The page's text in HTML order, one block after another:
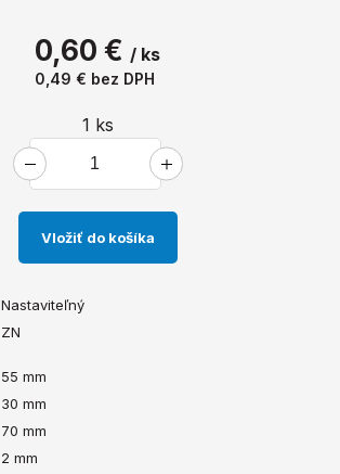
0,60 € / ks
0,49 € bez DPH
1 ks
Vložiť do košíka
Nastaviteľný
ZN
55 mm
30 mm
70 mm
2 mm